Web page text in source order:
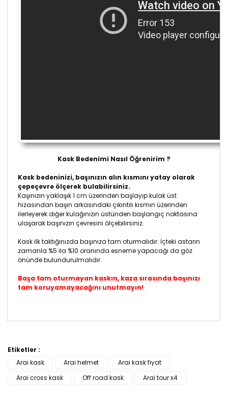
Kask Bedenimi Nasıl Öğrenirim ?
Kask bedeninizi, başınızın alın kısmını yatay olarak
çepeçevre ölçerek bulabilirsiniz.
Kaşınızın yaklaşık 1 cm üzerinden başlayıp kulak üst
hizasından başın arkasındaki çıkıntılı kısmın üzerinden
ilerleyerek diğer kulağınızın üstünden başlangıç noktasına
ulaşarak başınızın çevresini ölçebilirsiniz.
Kask ilk taktığınızda başınıza tam oturmalıdır. İçteki astarın
zamanla %5 ila %10 oranında esneme yapacağı da göz
önünde bulundurulmalıdır.
Başa tam oturmayan kaskın, kaza sırasında başınızı
tam koruyamayacağını unutmayın!
diğer konularda yetersiz gördüğünüz noktaları öneri
Görüş ve önerileriniz için teşekkür ederiz.
Etiketler :
Arai kask
Arai helmet
Arai kask fiyat
Arai cross kask
Off road kask Arai tour x4